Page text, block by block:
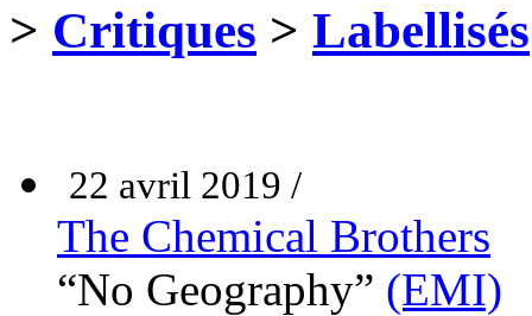
> Critiques > Labellisés
22 avril 2019 /
The Chemical Brothers
“No Geography” (EMI)